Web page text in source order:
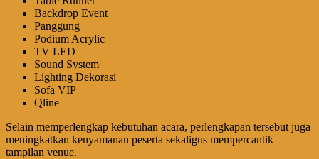
Backdrop Event
Panggung
Podium Acrylic
TV LED
Sound System
Lighting Dekorasi
Sofa VIP
Qline
Selain memperlengkap kebutuhan acara, perlengkapan tersebut juga
meningkatkan kenyamanan peserta sekaligus mempercantik
tampilan venue.